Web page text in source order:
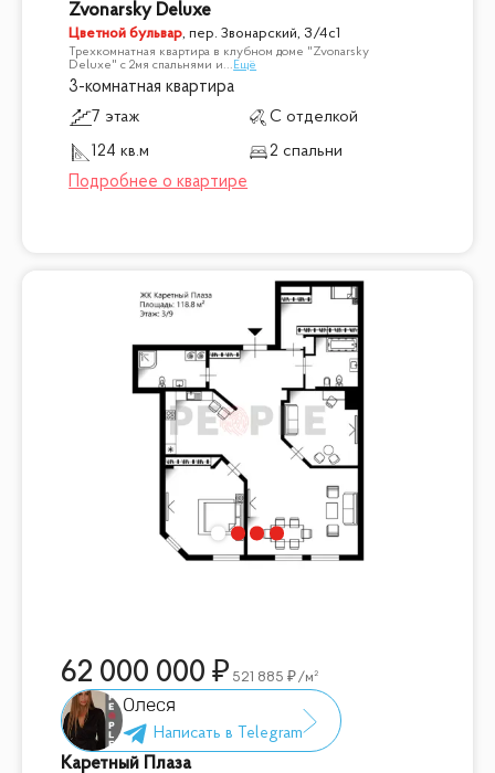
Zvonarsky Deluxe
Цветной бульвар,пер. Звонарский, 3/4с1
Трехкомнатная квартира в клубном доме "Zvonarsky
Deluxe" с 2мя спальнями и... Ещё
3-комнатная квартира
7 этаж
С отделкой
124 кв.м
2 спальни
62 000 000 521 885 /м²
Олеся
Каретный Плаза